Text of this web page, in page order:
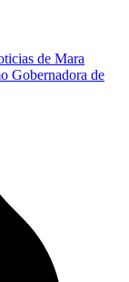
de Mara
Gobernadora de